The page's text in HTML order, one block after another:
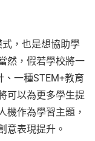
，也是想協助學
然，假若學校將一
一種STEM+教育
可以為更多學生提
機作為學習主題，
意表現提升。